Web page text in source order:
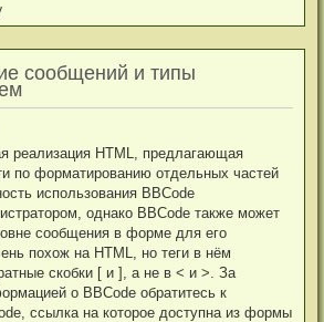
сообщений и типы
реализация HTML, предлагающая
по форматированию отдельных частей
использования BBCode
однако BBCode также может
сообщения в форме для его
похож на HTML, но теги в нём
скобки [ и ], а не в < и >. За
о BBCode обратитесь к
ссылка на которое доступна из формы